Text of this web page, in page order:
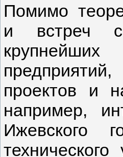
Помимо
и встреч с
крупнейших
проектов и
например,
Ижевского